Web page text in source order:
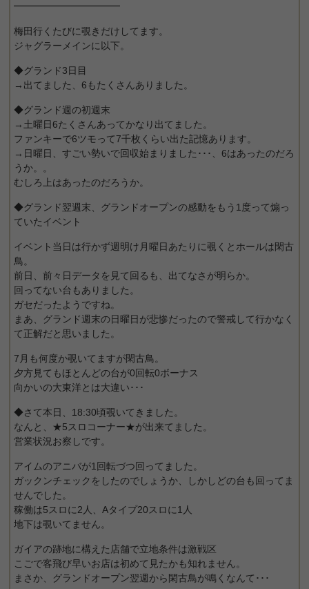
━━━━━━━━━━━
梅田行くたびに覗きだけしてます。
ジャグラーメインに以下。
◆グランド3日目
→出てました、6もたくさんありました。
◆グランド週の初週末
→土曜日6たくさんあってかなり出てました。
ファンキーで6ツモって7千枚くらい出た記憶あります。
→日曜日、すごい勢いで回収始まりました･･･、6はあったのだろ
うか。。
むしろ上はあったのだろうか。
◆グランド翌週末、グランドオープンの感動をもう1度って煽っ
ていたイベント
イベント当日は行かず週明け月曜日あたりに覗くとホールは閑古
鳥。
前日、前々日データを見て回るも、出てなさが明らか。
回ってない台もありました。
ガセだったようですね。
まあ、グランド週末の日曜日が悲惨だったので警戒して行かなく
て正解だと思いました。
7月も何度か覗いてますが閑古鳥。
夕方見てもほとんどの台が0回転0ボーナス
向かいの大東洋とは大違い･･･
◆さて本日、18:30頃覗いてきました。
なんと、★5スロコーナー★が出来てました。
営業状況お察しです。
アイムのアニバが1回転づつ回ってました。
ガックンチェックをしたのでしょうか、しかしどの台も回ってま
せんでした。
稼働は5スロに2人、Aタイプ20スロに1人
地下は覗いてません。
ガイアの跡地に構えた店舗で立地条件は激戦区
こごで客飛び早いお店は初めて見たかも知れません。
まさか、グランドオープン翌週から閑古鳥が鳴くなんて･･･